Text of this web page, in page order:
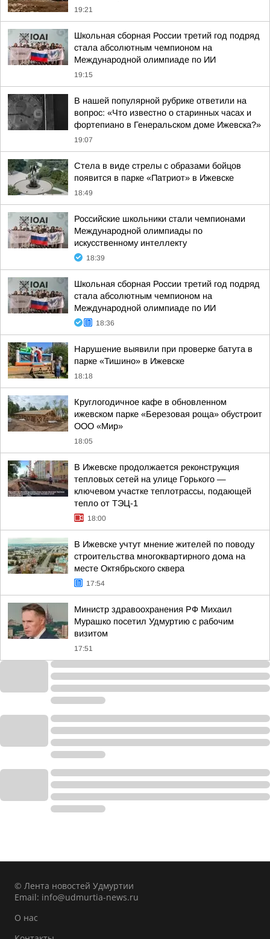
19:21
Школьная сборная России третий год подряд
стала абсолютным чемпионом на
Международной олимпиаде по ИИ
19:15
В нашей популярной рубрике ответили на
вопрос: «Что известно о старинных часах и
фортепиано в Генеральском доме Ижевска?»
19:07
Стела в виде стрелы с образами бойцов
появится в парке «Патриот» в Ижевске
18:49
Российские школьники стали чемпионами
Международной олимпиады по
искусственному интеллекту
18:39
Школьная сборная России третий год подряд
стала абсолютным чемпионом на
Международной олимпиаде по ИИ
18:36
Нарушение выявили при проверке батута в
парке «Тишино» в Ижевске
18:18
Круглогодичное кафе в обновленном
ижевском парке «Березовая роща» обустроит
ООО «Мир»
18:05
В Ижевске продолжается реконструкция
тепловых сетей на улице Горького —
ключевом участке теплотрассы, подающей
тепло от ТЭЦ-1
18:00
В Ижевске учтут мнение жителей по поводу
строительства многоквартирного дома на
месте Октябрьского сквера
17:54
Министр здравоохранения РФ Михаил
Мурашко посетил Удмуртию с рабочим
визитом
17:51
© Лента новостей Удмуртии
Email: info@udmurtia-news.ru
О нас